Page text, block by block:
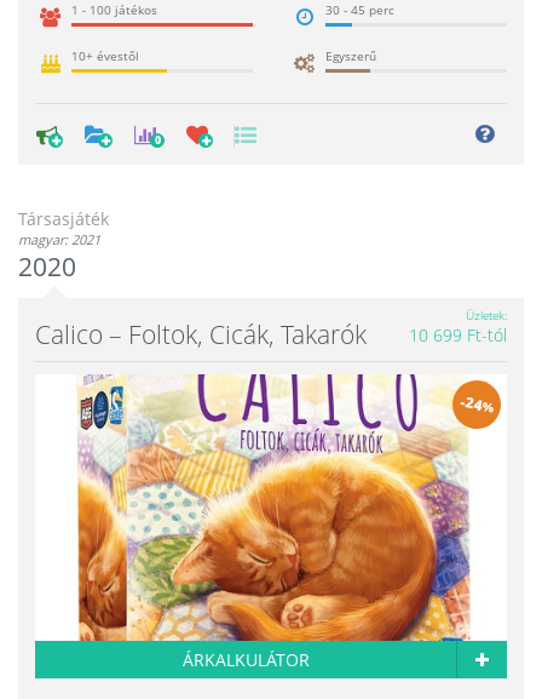
1 - 100 játékos 30 - 45 perc
10+ évestől Egyszerű
0
Társasjáték
magyar: 2021
2020
Calico – Foltok, Cicák, Takarók
Üzletek
10 699 Ft-tól
-24%
ÁRKALKULÁTOR